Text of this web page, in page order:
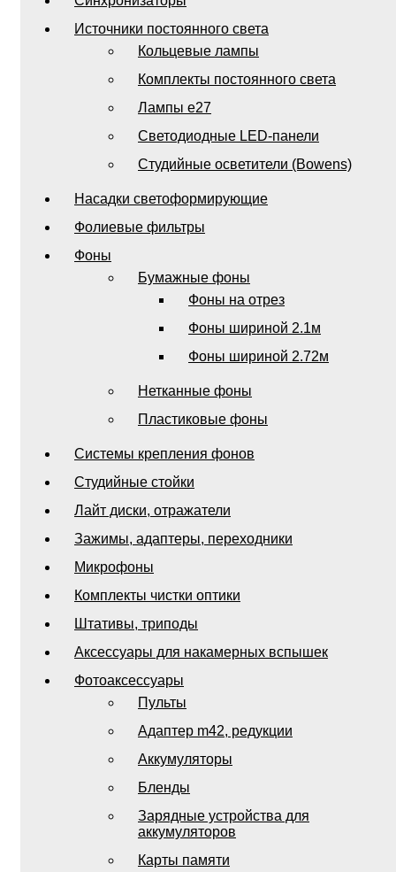
Источники постоянного света
Кольцевые лампы
Комплекты постоянного света
Лампы e27
Светодиодные LED-панели
Студийные осветители (Bowens)
Насадки светоформирующие
Фолиевые фильтры
Фоны
Бумажные фоны
Фоны на отрез
Фоны шириной 2.1м
Фоны шириной 2.72м
Нетканные фоны
Пластиковые фоны
Системы крепления фонов
Студийные стойки
Лайт диски, отражатели
Зажимы, адаптеры, переходники
Микрофоны
Комплекты чистки оптики
Штативы, триподы
Аксессуары для накамерных вспышек
Фотоаксессуары
Пульты
Адаптер m42, редукции
Аккумуляторы
Бленды
Зарядные устройства для
аккумуляторов
Карты памяти